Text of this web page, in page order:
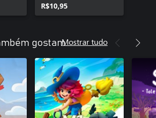
R$10,95
gostamMostrar tudo